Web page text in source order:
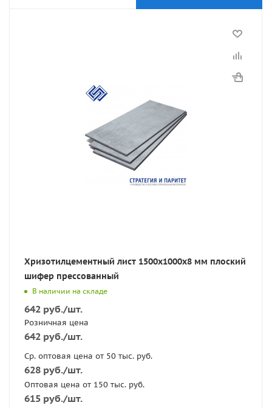
Хризотилцементный лист 1500х1000х8 мм плоский
шифер прессованный
В наличии на складе
642 руб./шт.
Розничная цена
642 руб./шт.
Ср. оптовая цена от 50 тыс. руб.
628 руб./шт.
Оптовая цена от 150 тыс. руб.
615 руб./шт.